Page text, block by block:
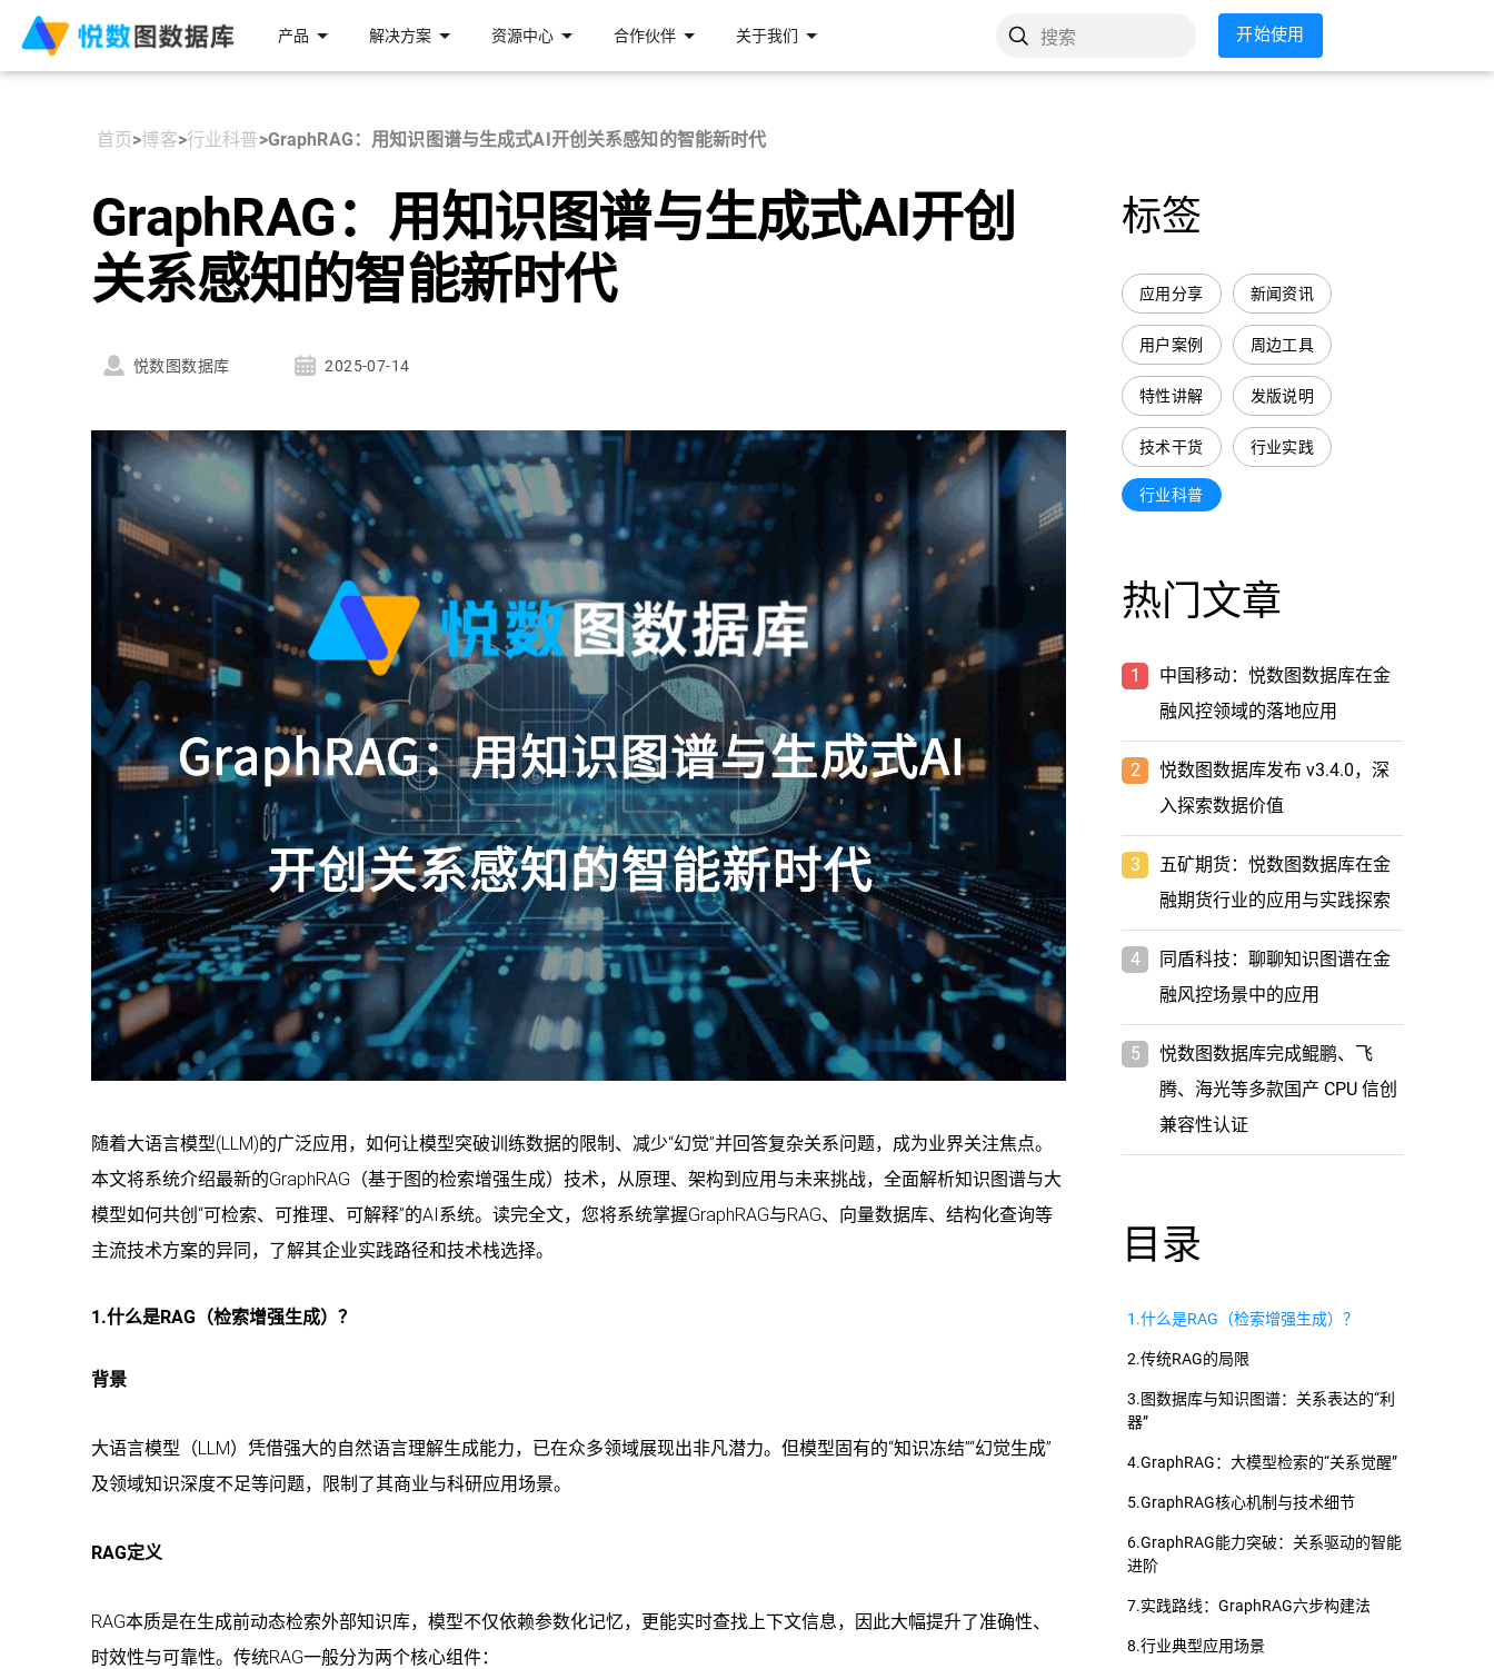
产品 解决方案 资源中心 合作伙伴 关于我们 搜索 开始使用
首页>博客>行业科普>GraphRAG：用知识图谱与生成式AI开创关系感知的智能新时代
GraphRAG：用知识图谱与生成式AI开创
关系感知的智能新时代
悦数图数据库 2025-07-14
随着大语言模型(LLM)的广泛应用，如何让模型突破训练数据的限制、减少“幻觉”并回答复杂关系问题，成为业界关注焦点。
本文将系统介绍最新的GraphRAG（基于图的检索增强生成）技术，从原理、架构到应用与未来挑战，全面解析知识图谱与大
模型如何共创“可检索、可推理、可解释”的AI系统。读完全文，您将系统掌握GraphRAG与RAG、向量数据库、结构化查询等
主流技术方案的异同，了解其企业实践路径和技术栈选择。
1.什么是RAG（检索增强生成）？
背景
大语言模型（LLM）凭借强大的自然语言理解生成能力，已在众多领域展现出非凡潜力。但模型固有的“知识冻结”“幻觉生成”
及领域知识深度不足等问题，限制了其商业与科研应用场景。
RAG定义
RAG本质是在生成前动态检索外部知识库，模型不仅依赖参数化记忆，更能实时查找上下文信息，因此大幅提升了准确性、
时效性与可靠性。传统RAG一般分为两个核心组件：
标签
应用分享 新闻资讯
用户案例 周边工具
特性讲解 发版说明
技术干货 行业实践
行业科普
热门文章
1
中国移动：悦数图数据库在金
融风控领域的落地应用
2
悦数图数据库发布 v3.4.0，深
入探索数据价值
3
五矿期货：悦数图数据库在金
融期货行业的应用与实践探索
4
同盾科技：聊聊知识图谱在金
融风控场景中的应用
5
悦数图数据库完成鲲鹏、飞
腾、海光等多款国产 CPU 信创
兼容性认证
目录
1.什么是RAG（检索增强生成）？
2.传统RAG的局限
3.图数据库与知识图谱：关系表达的“利
器”
4.GraphRAG：大模型检索的“关系觉醒”
5.GraphRAG核心机制与技术细节
6.GraphRAG能力突破：关系驱动的智能
进阶
7.实践路线：GraphRAG六步构建法
8.行业典型应用场景